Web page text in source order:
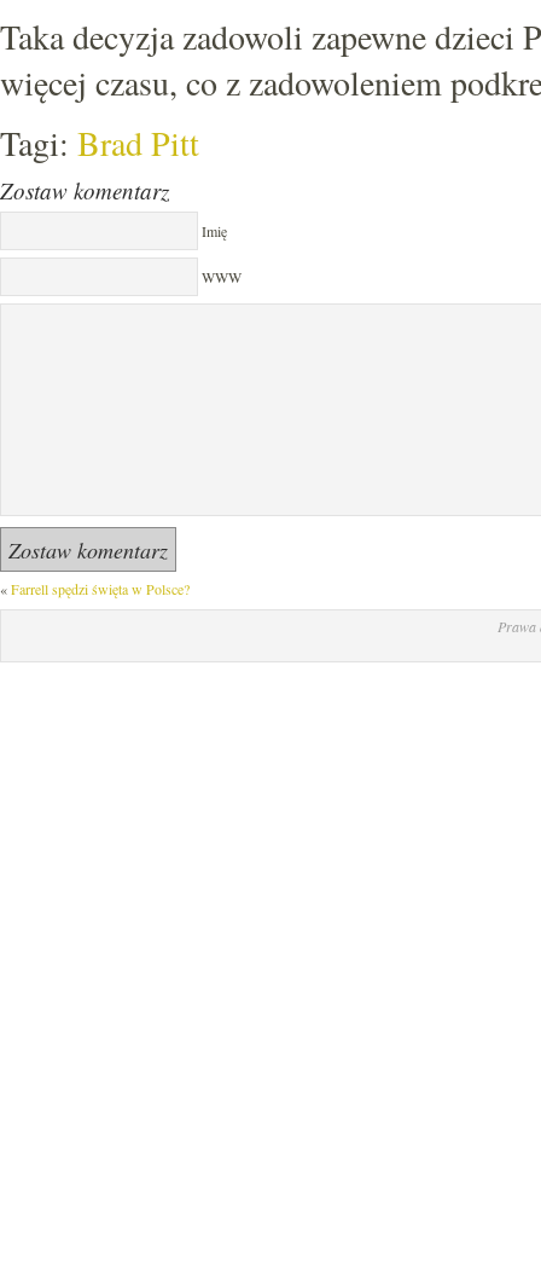
Taka decyzja zadowoli zapewne dzieci
więcej czasu, co z zadowoleniem
Tagi: Brad Pitt
Zostaw komentarz
Imię
WWW
«Farrell spędzi święta w Polsce?